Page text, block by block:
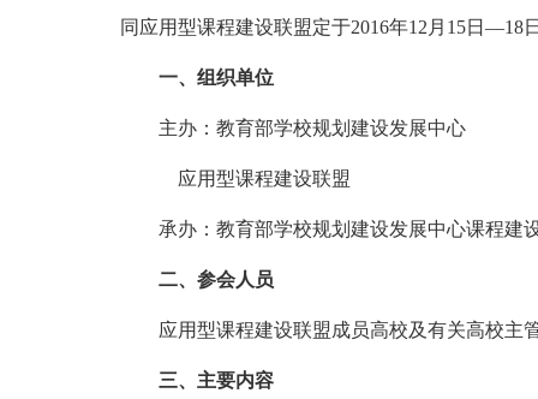
同应用型课程建设联盟定于2016年12月15日
一、组织单位
主办：教育部学校规划建设发展中心
应用型课程建设联盟
承办：教育部学校规划建设发展中心课程建
二、参会人员
应用型课程建设联盟成员高校及有关高校主
三、主要内容